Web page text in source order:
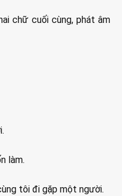
chữ cuối cùng, phát âm
làm.
tôi đi gặp một người.